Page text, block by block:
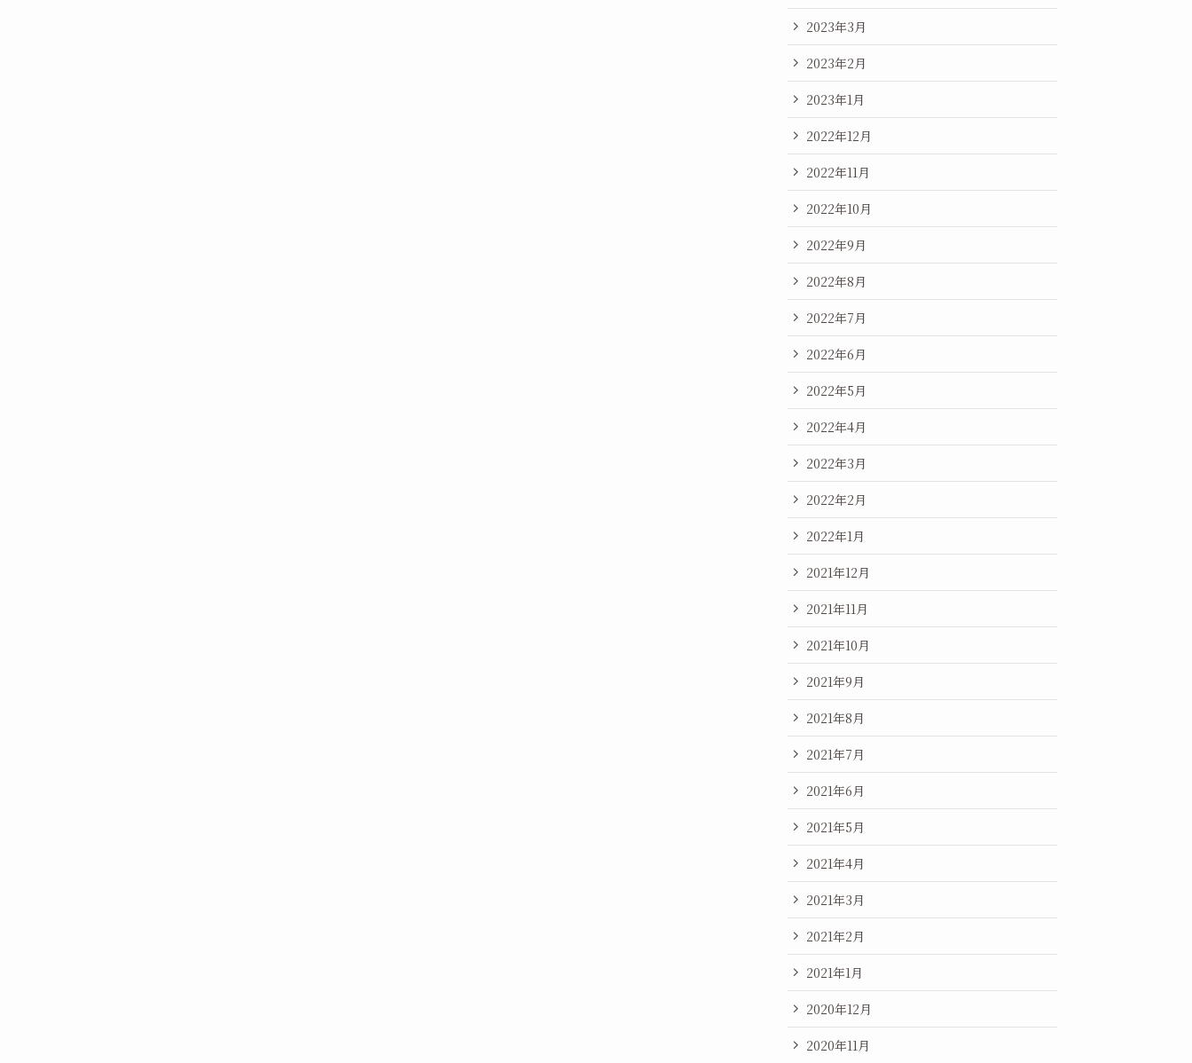
2023年3月
2023年2月
2023年1月
2022年12月
2022年11月
2022年10月
2022年9月
2022年8月
2022年7月
2022年6月
2022年5月
2022年4月
2022年3月
2022年2月
2022年1月
2021年12月
2021年11月
2021年10月
2021年9月
2021年8月
2021年7月
2021年6月
2021年5月
2021年4月
2021年3月
2021年2月
2021年1月
2020年12月
2020年11月